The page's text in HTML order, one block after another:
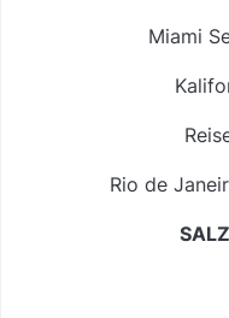
Miami
Rio de